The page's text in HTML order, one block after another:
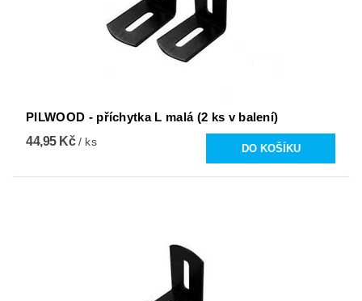
PILWOOD - příchytka L malá (2 ks v balení)
44,95 Kč/ ks